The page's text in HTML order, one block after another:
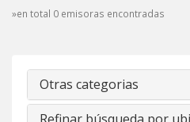
»en total 0 emisoras encontradas
Otras categorias